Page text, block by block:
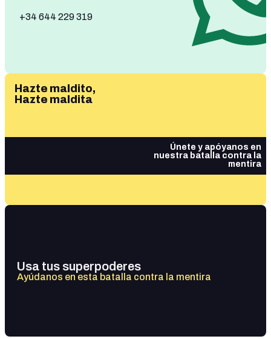
+34 644 229 319
Hazte maldito,
Hazte maldita
Únete y apóyanos en
nuestra batalla contra la
mentira
Usa tus superpoderes
Ayúdanos en esta batalla contra la mentira